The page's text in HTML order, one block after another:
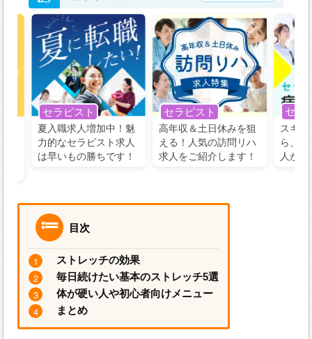
セラピスト
夏入職求人増加中！魅
力的なセラピスト求人
は早いもの勝ちです！
セラピスト
高年収＆土日休みを狙
える！人気の訪問リハ
求人をご紹介します！
セラ
スキ
ら、
人が
目次
ストレッチの効果
毎日続けたい基本のストレッチ5選
体が硬い人や初心者向けメニュー
まとめ